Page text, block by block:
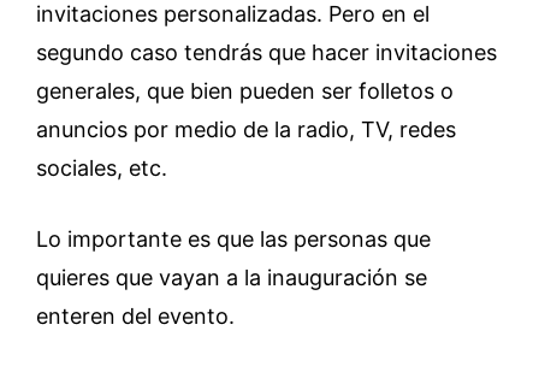
invitaciones personalizadas. Pero en el
segundo caso tendrás que hacer invitaciones
generales, que bien pueden ser folletos o
anuncios por medio de la radio, TV, redes
sociales, etc.
Lo importante es que las personas que
quieres que vayan a la inauguración se
enteren del evento.